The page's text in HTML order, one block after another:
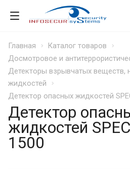
Главная
Каталог товаров
Досмотровое и
Детекторы взрывчатых веществ,
жидкостей
Детектор опасных жидкостей
Детектор
жидкостей
1500